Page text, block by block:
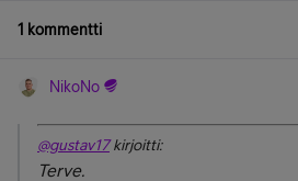
1 kommentti
NikoNo
@gustav17kirjoitti:
Terve.